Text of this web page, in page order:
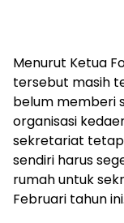
Menurut Ketua
tersebut masih
belum memberi
organisasi
sekretariat
sendiri harus
rumah untuk
Februari tahun ini.